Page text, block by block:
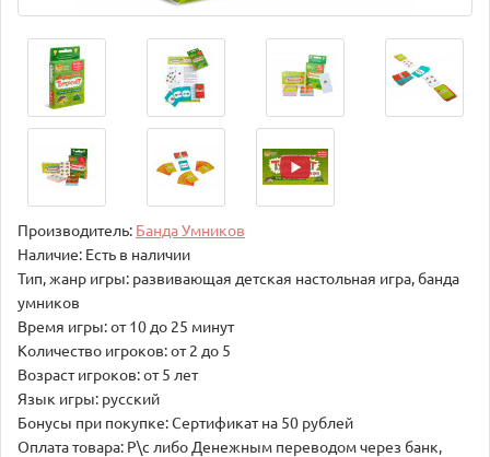
Производитель: Банда Умников
Наличие: Есть в наличии
Тип, жанр игры: развивающая детская настольная игра, банда
умников
Время игры: от 10 до 25 минут
Количество игроков: от 2 до 5
Возраст игроков: от 5 лет
Язык игры: русский
Бонусы при покупке: Сертификат на 50 рублей
Оплата товара: Р\с либо Денежным переводом через банк,